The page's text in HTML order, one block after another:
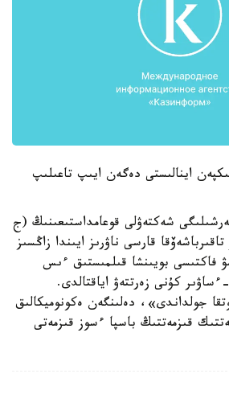
اينالىستى دەگەن ايىپ تاعىلىپ
شەكتەۋلى قوعامداستىعىنىڭ (ج
قارسى ناۋرىز ايىندا زاڭسىز
فاكتىسى بويىنشا قىلمىستىق ءىس
قوزعالعان بولاتىن. 17 -ءساۋىر كۇنى زەرتتەۋ اياقتالدى.
جولداندى»، دەلىنگەن ەكونوميكالىق
قىزمەتتىڭ باسپا ءسوز قىزمەتى